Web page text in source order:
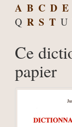
A B C D E
Q R S T U
Ce
papier